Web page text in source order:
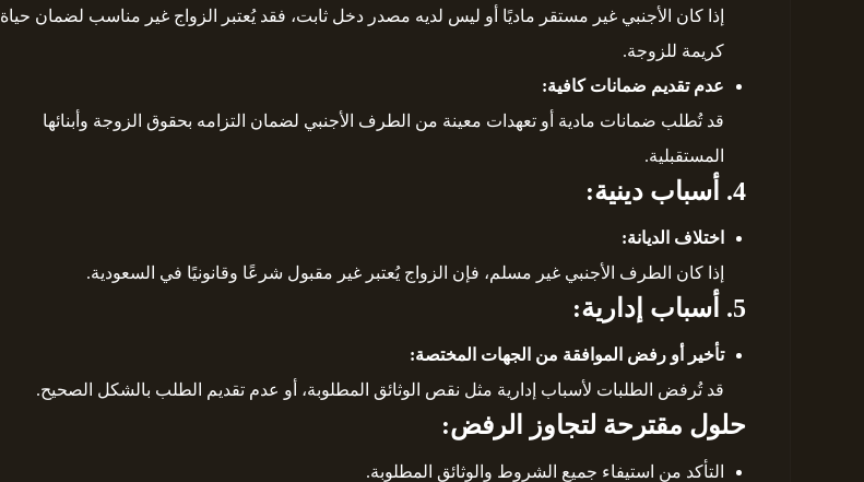
إذا كان الأجنبي غير مستقر ماديًا أو ليس لديه مصدر دخل ثابت، فقد يُعتبر الزواج غير مناسب لضمان حياة
كريمة للزوجة.
عدم تقديم ضمانات كافية:
قد تُطلب ضمانات مادية أو تعهدات معينة من الطرف الأجنبي لضمان التزامه بحقوق الزوجة وأبنائها
المستقبلية.
4. أسباب دينية:
اختلاف الديانة:
إذا كان الطرف الأجنبي غير مسلم، فإن الزواج يُعتبر غير مقبول شرعًا وقانونيًا في السعودية.
5. أسباب إدارية:
تأخير أو رفض الموافقة من الجهات المختصة:
قد تُرفض الطلبات لأسباب إدارية مثل نقص الوثائق المطلوبة، أو عدم تقديم الطلب بالشكل الصحيح.
حلول مقترحة لتجاوز الرفض:
التأكد من استيفاء جميع الشروط والوثائق المطلوبة.